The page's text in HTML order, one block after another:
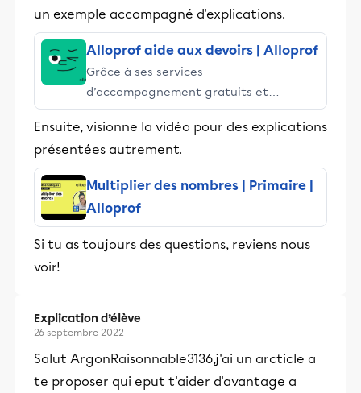
un exemple accompagné d'explications.
Alloprof aide aux devoirs | Alloprof
Grâce à ses services
d’accompagnement gratuits et
stimulants, Alloprof engage les élèves
et leurs parents dans la réussite
éducative.
Ensuite, visionne la vidéo pour des explications
présentées autrement.
Multiplier des nombres | Primaire |
Alloprof
Si tu as toujours des questions, reviens nous
voir!
Explication d’élève
26 septembre 2022
Salut ArgonRaisonnable3136,j'ai un arcticle a
te proposer qui eput t'aider d'avantage a